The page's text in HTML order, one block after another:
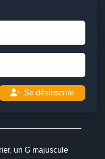
Se désinscrire